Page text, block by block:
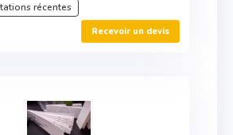
récentes
Recevoir un devis